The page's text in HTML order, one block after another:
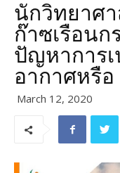
นักวิทยาศ
ก๊าซเรือนก
ปัญหาการ
อากาศหรือ
March 12, 2020